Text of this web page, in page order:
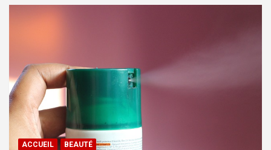
ACCUEIL BEAUTÉ